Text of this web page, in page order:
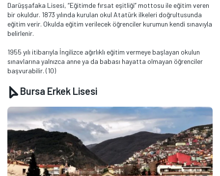
Darüşşafaka Lisesi, “Eğitimde fırsat eşitliği” mottosu ile eğitim veren
bir okuldur. 1873 yılında kurulan okul Atatürk ilkeleri doğrultusunda
eğitim verir. Okulda eğitim verilecek öğrenciler kurumun kendi sınavıyla
belirlenir.
1955 yılı itibarıyla İngilizce ağırlıklı eğitim vermeye başlayan okulun
sınavlarına yalnızca anne ya da babası hayatta olmayan öğrenciler
başvurabilir. (10)
Bursa Erkek Lisesi